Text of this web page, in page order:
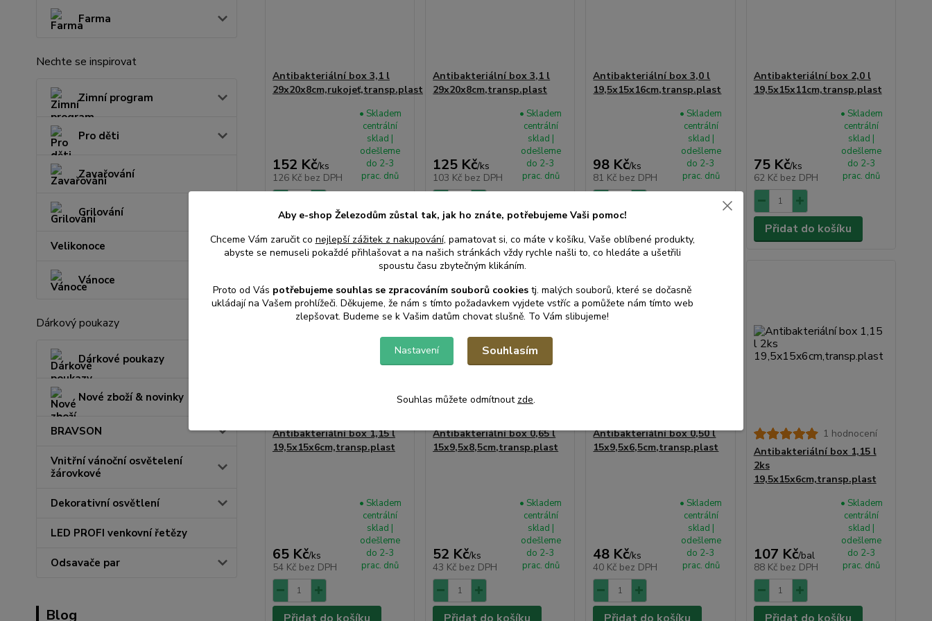
Farma
Nechte se inspirovat
Zimní program
Pro děti
Zavařování
Grilování
Velikonoce
Vánoce
Dárkový poukazy
Dárkové poukazy
Nové zboží & novinky
BRAVSON
Vnitřní vánoční osvětelení
žárovkové
Dekorativní osvětlení
LED PROFI venkovní řetězy
Odsavače par
Blog
Antibakteriální box 3,1 l
29x20x8cm,rukojeť,transp.plast
152 Kč/ks
126 Kč bez DPH
• Skladem
centrální
sklad |
odešleme
do 2-3
prac. dnů
Antibakteriální box 3,1 l
29x20x8cm,transp.plast
125 Kč/ks
103 Kč bez DPH
• Skladem
centrální
sklad |
odešleme
do 2-3
prac. dnů
Antibakteriální box 3,0 l
19,5x15x16cm,transp.plast
98 Kč/ks
81 Kč bez DPH
• Skladem
centrální
sklad |
odešleme
do 2-3
prac. dnů
Antibakteriální box 2,0 l
19,5x15x11cm,transp.plast
75 Kč/ks
62 Kč bez DPH
• Skladem
centrální
sklad |
odešleme
do 2-3
prac. dnů
Přidat do košíku
Antibakteriální box 1,15 l
19,5x15x6cm,transp.plast
65 Kč/ks
54 Kč bez DPH
• Skladem
centrální
sklad |
odešleme
do 2-3
prac. dnů
Antibakteriální box 0,65 l
15x9,5x8,5cm,transp.plast
52 Kč/ks
43 Kč bez DPH
• Skladem
centrální
sklad |
odešleme
do 2-3
prac. dnů
Antibakteriální box 0,50 l
15x9,5x6,5cm,transp.plast
48 Kč/ks
40 Kč bez DPH
• Skladem
centrální
sklad |
odešleme
do 2-3
prac. dnů
1 hodnocení
Antibakteriální box 1,15 l
2ks
19,5x15x6cm,transp.plast
107 Kč/bal
88 Kč bez DPH
• Skladem
centrální
sklad |
odešleme
do 2-3
prac. dnů
Aby e-shop Železodům zůstal tak, jak ho znáte, potřebujeme Vaši pomoc!
Chceme Vám zaručit co nejlepší zážitek z nakupování, pamatovat si, co máte v košíku, Vaše oblíbené produkty,
abyste se nemuseli pokaždé přihlašovat a na našich stránkách vždy rychle našli to, co hledáte a ušetřili
spoustu času zbytečným klikáním.
Proto od Vás potřebujeme souhlas se zpracováním souborů cookies tj. malých souborů, které se dočasně
ukládají na Vašem prohlížeči. Děkujeme, že nám s tímto požadavkem vyjdete vstříc a pomůžete nám tímto web
zlepšovat. Budeme se k Vašim datům chovat slušně. To Vám slibujeme!
Nastavení Souhlasím
Souhlas můžete odmítnout zde.